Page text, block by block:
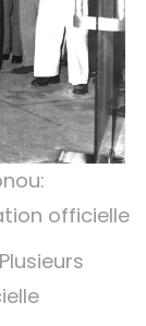
officielle